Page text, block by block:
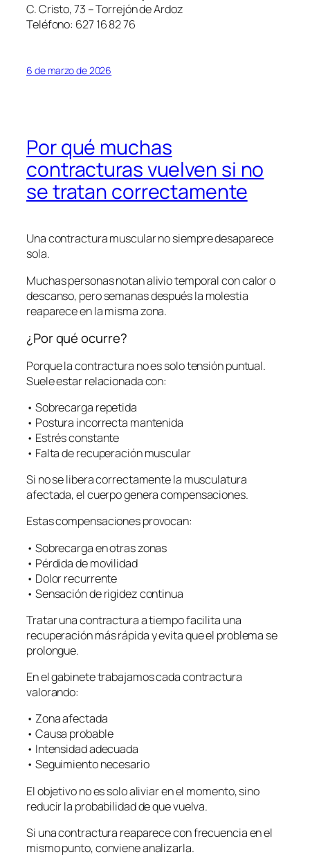
C. Cristo, 73 – Torrejón de Ardoz
Teléfono: 627 16 82 76
6 de marzo de 2026
Por qué muchas
contracturas vuelven si no
se tratan correctamente
Una contractura muscular no siempre desaparece
sola.
Muchas personas notan alivio temporal con calor o
descanso, pero semanas después la molestia
reaparece en la misma zona.
¿Por qué ocurre?
Porque la contractura no es solo tensión puntual.
Suele estar relacionada con:
• Sobrecarga repetida
• Postura incorrecta mantenida
• Estrés constante
• Falta de recuperación muscular
Si no se libera correctamente la musculatura
afectada, el cuerpo genera compensaciones.
Estas compensaciones provocan:
• Sobrecarga en otras zonas
• Pérdida de movilidad
• Dolor recurrente
• Sensación de rigidez continua
Tratar una contractura a tiempo facilita una
recuperación más rápida y evita que el problema se
prolongue.
En el gabinete trabajamos cada contractura
valorando:
• Zona afectada
• Causa probable
• Intensidad adecuada
• Seguimiento necesario
El objetivo no es solo aliviar en el momento, sino
reducir la probabilidad de que vuelva.
Si una contractura reaparece con frecuencia en el
mismo punto, conviene analizarla.